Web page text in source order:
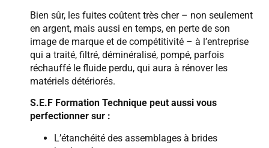
Bien sûr, les fuites coûtent très cher – non seulement
en argent, mais aussi en temps, en perte de son
image de marque et de compétitivité – à l’entreprise
qui a traité, filtré, déminéralisé, pompé, parfois
réchauffé le fluide perdu, qui aura à rénover les
matériels détériorés.
S.E.F Formation Technique peut aussi vous
perfectionner sur :
L’étanchéité des assemblages à brides